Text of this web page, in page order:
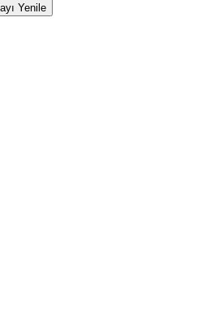
Yenile